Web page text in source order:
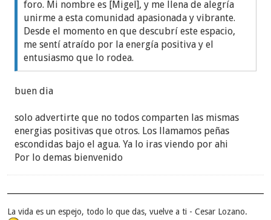
foro. Mi nombre es [Migel], y me llena de alegría
unirme a esta comunidad apasionada y vibrante.
Desde el momento en que descubrí este espacio,
me sentí atraído por la energía positiva y el
entusiasmo que lo rodea.
buen dia
solo advertirte que no todos comparten las mismas
energias positivas que otros. Los llamamos peñas
escondidas bajo el agua. Ya lo iras viendo por ahi
Por lo demas bienvenido
La vida es un espejo, todo lo que das, vuelve a ti - Cesar Lozano.